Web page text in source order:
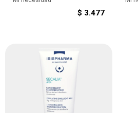
$ 3.477